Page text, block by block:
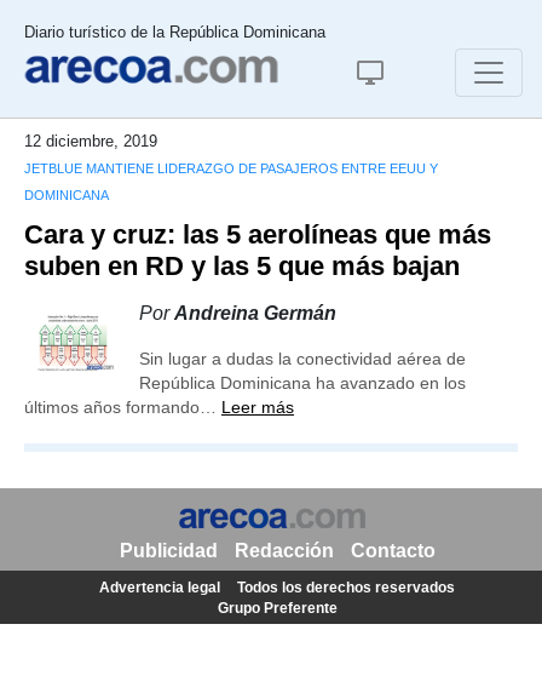
Diario turístico de la República Dominicana
12 diciembre, 2019
JETBLUE MANTIENE LIDERAZGO DE PASAJEROS ENTRE EEUU Y
DOMINICANA
Cara y cruz: las 5 aerolíneas que más
suben en RD y las 5 que más bajan
PorAndreina Germán
Sin lugar a dudas la conectividad aérea de
República Dominicana ha avanzado en los
últimos años formando… Leer más
Publicidad Redacción Contacto
Advertencia legal
Todos los derechos reservados
Grupo Preferente